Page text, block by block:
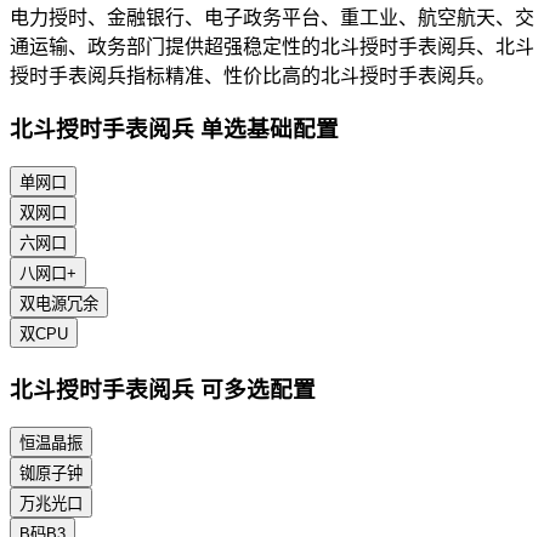
电力授时、金融银行、电子政务平台、重工业、航空航天、交
通运输、政务部门提供超强稳定性的北斗授时手表阅兵、北斗
授时手表阅兵指标精准、性价比高的北斗授时手表阅兵。
北斗授时手表阅兵 单选基础配置
单网口
双网口
六网口
八网口+
双电源冗余
双CPU
北斗授时手表阅兵 可多选配置
恒温晶振
铷原子钟
万兆光口
B码B3